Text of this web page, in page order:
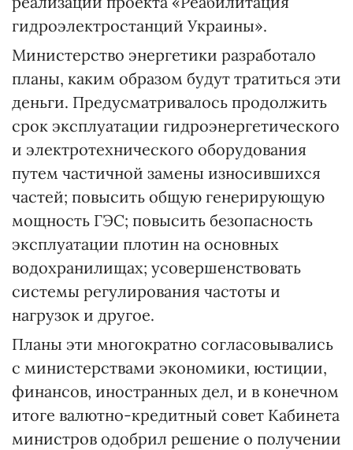
гидроэлектростанций Украины».
Министерство энергетики разработало
планы, каким образом будут тратиться эти
деньги. Предусматривалось продолжить
срок эксплуатации гидроэнергетического
и электротехнического оборудования
путем частичной замены износившихся
частей; повысить общую генерирующую
мощность ГЭС; повысить безопасность
эксплуатации плотин на основных
водохранилищах; усовершенствовать
системы регулирования частоты и
нагрузок и другое.
Планы эти многократно согласовывались
с министерствами экономики, юстиции,
финансов, иностранных дел, и в конечном
итоге валютно-кредитный совет Кабинета
министров одобрил решение о получении